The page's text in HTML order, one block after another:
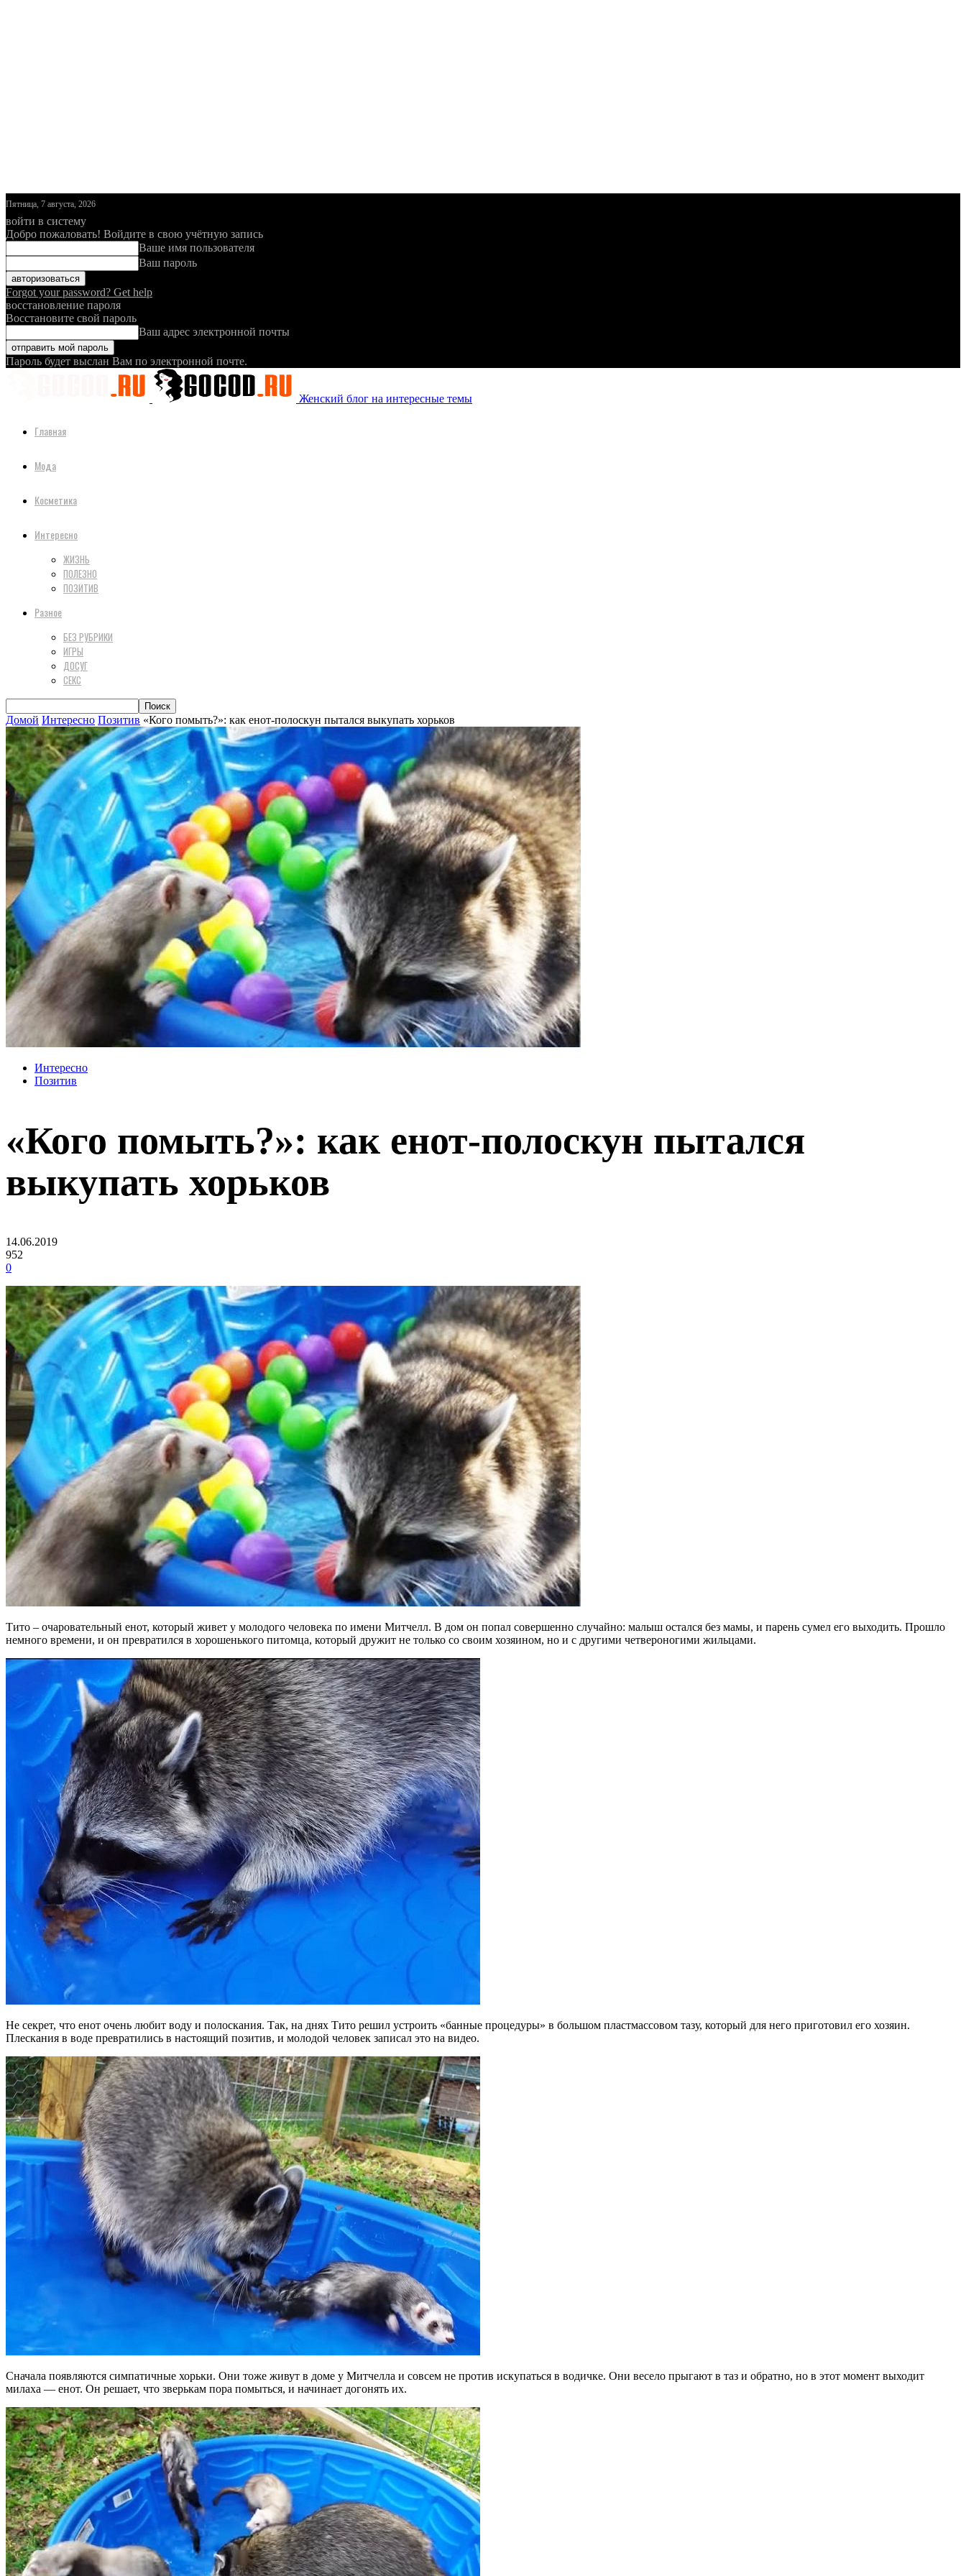
Пятница, 7 августа, 2026
войти в систему
Добро пожаловать! Войдите в свою учётную запись
Ваше имя пользователя
Ваш пароль
Forgot your password? Get help
восстановление пароля
Восстановите свой пароль
Ваш адрес электронной почты
Пароль будет выслан Вам по электронной почте.
Женский блог на интересные темы
Главная
Мода
Косметика
Интересно
ЖИЗНЬ
ПОЛЕЗНО
ПОЗИТИВ
Разное
БЕЗ РУБРИКИ
ИГРЫ
ДОСУГ
СЕКС
Домой Интересно Позитив «Кого помыть?»: как енот-полоскун пытался выкупать хорьков
Интересно
Позитив
«Кого помыть?»: как енот-полоскун пытался
выкупать хорьков
14.06.2019
952
0
Тито – очаровательный енот, который живет у молодого человека по имени Митчелл. В дом он попал совершенно случайно: малыш остался без мамы, и парень сумел его выходить. Прошло
немного времени, и он превратился в хорошенького питомца, который дружит не только со своим хозяином, но и с другими четвероногими жильцами.
Не секрет, что енот очень любит воду и полоскания. Так, на днях Тито решил устроить «банные процедуры» в большом пластмассовом тазу, который для него приготовил его хозяин.
Плескания в воде превратились в настоящий позитив, и молодой человек записал это на видео.
Сначала появляются симпатичные хорьки. Они тоже живут в доме у Митчелла и совсем не против искупаться в водичке. Они весело прыгают в таз и обратно, но в этот момент выходит
милаха — енот. Он решает, что зверькам пора помыться, и начинает догонять их.